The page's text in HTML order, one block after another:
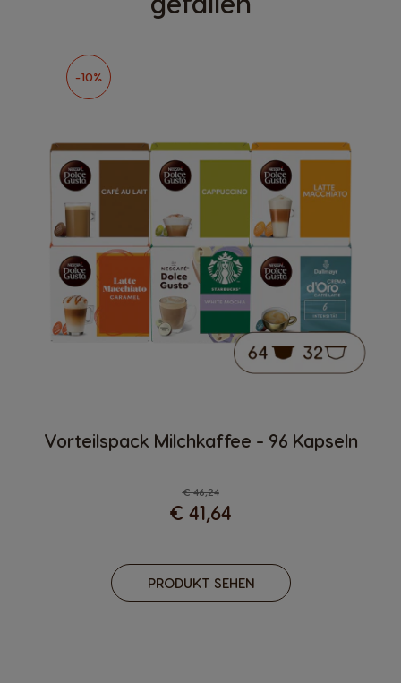
-10%
Vorteilspack Milchkaffee - 96 Kapseln
Regulärer Preis
€ 46,24
€ 41,64
PRODUKT SEHEN